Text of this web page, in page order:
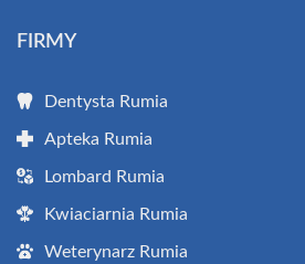
FIRMY
Dentysta Rumia
Apteka Rumia
Lombard Rumia
Kwiaciarnia Rumia
Weterynarz Rumia